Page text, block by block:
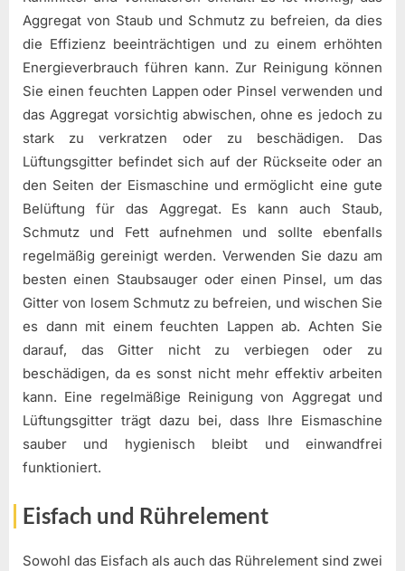
Aggregat von Staub und Schmutz zu befreien, da dies
die Effizienz beeinträchtigen und zu einem erhöhten
Energieverbrauch führen kann. Zur Reinigung können
Sie einen feuchten Lappen oder Pinsel verwenden und
das Aggregat vorsichtig abwischen, ohne es jedoch zu
stark zu verkratzen oder zu beschädigen. Das
Lüftungsgitter befindet sich auf der Rückseite oder an
den Seiten der Eismaschine und ermöglicht eine gute
Belüftung für das Aggregat. Es kann auch Staub,
Schmutz und Fett aufnehmen und sollte ebenfalls
regelmäßig gereinigt werden. Verwenden Sie dazu am
besten einen Staubsauger oder einen Pinsel, um das
Gitter von losem Schmutz zu befreien, und wischen Sie
es dann mit einem feuchten Lappen ab. Achten Sie
darauf, das Gitter nicht zu verbiegen oder zu
beschädigen, da es sonst nicht mehr effektiv arbeiten
kann. Eine regelmäßige Reinigung von Aggregat und
Lüftungsgitter trägt dazu bei, dass Ihre Eismaschine
sauber und hygienisch bleibt und einwandfrei
funktioniert.
Eisfach und Rührelement
Sowohl das Eisfach als auch das Rührelement sind zwei